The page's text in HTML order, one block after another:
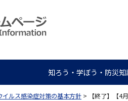
知ろう・学ぼう・防災知
イルス感染症対策の基本方針 > 【終了】【4